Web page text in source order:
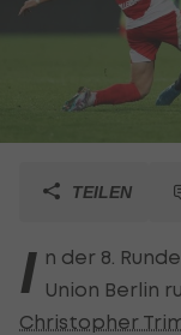
TEILEN
I n der 8.
Union Berlin
Christopher